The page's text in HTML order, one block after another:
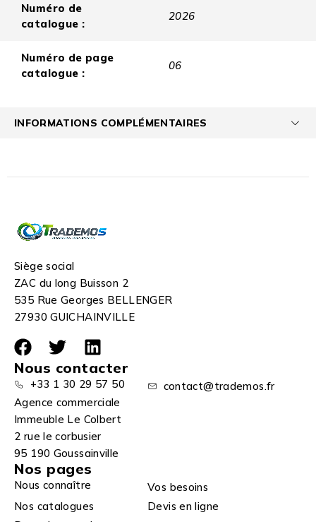
Numéro de
catalogue :
2026
Numéro de page
catalogue :
06
INFORMATIONS COMPLÉMENTAIRES
Siège social
ZAC du long Buisson 2
535 Rue Georges BELLENGER
27930 GUICHAINVILLE
Nous contacter
+33 1 30 29 57 50
contact@trademos.fr
Agence commerciale
Immeuble Le Colbert
2 rue le corbusier
95 190 Goussainville
Nos pages
Nous connaître
Vos besoins
Nos catalogues
Devis en ligne